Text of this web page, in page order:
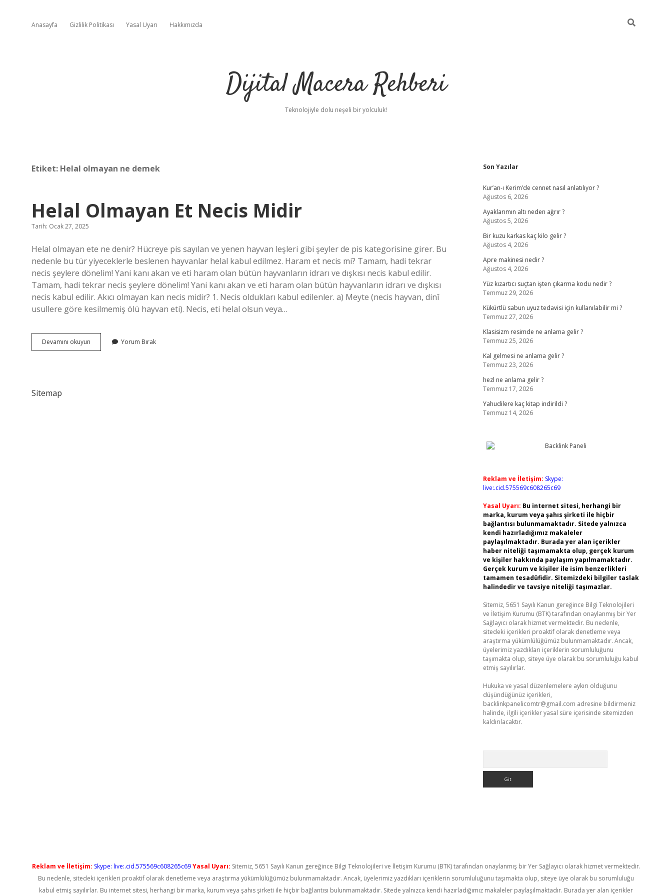
Anasayfa Gizlilik Politikası Yasal Uyarı Hakkımızda
Dijital Macera Rehberi
Teknolojiyle dolu neşeli bir yolculuk!
Etiket: Helal olmayan ne demek
Helal Olmayan Et Necis Midir
Tarih: Ocak 27, 2025
Helal olmayan ete ne denir? Hücreye pis sayılan ve yenen hayvan leşleri gibi şeyler de pis kategorisine girer. Bu
nedenle bu tür yiyeceklerle beslenen hayvanlar helal kabul edilmez. Haram et necis mi? Tamam, hadi tekrar
necis şeylere dönelim! Yani kanı akan ve eti haram olan bütün hayvanların idrarı ve dışkısı necis kabul edilir.
Tamam, hadi tekrar necis şeylere dönelim! Yani kanı akan ve eti haram olan bütün hayvanların idrarı ve dışkısı
necis kabul edilir. Akıcı olmayan kan necis midir? 1. Necis oldukları kabul edilenler. a) Meyte (necis hayvan, dinî
usullere göre kesilmemiş ölü hayvan eti). Necis, eti helal olsun veya…
Devamını okuyun
Olmayan
Yorum Bırak
Sitemap
Sidebar
Son Yazılar
Kur’an-ı Kerim’de cennet nasıl anlatılıyor ?
Ağustos 6, 2026
Ayaklarımın altı neden ağrır ?
Ağustos 5, 2026
Bir kuzu karkas kaç kilo gelir ?
Ağustos 4, 2026
Apre makinesi nedir ?
Ağustos 4, 2026
Yüz kızartıcı suçtan işten çıkarma kodu nedir ?
Temmuz 29, 2026
Kükürtlü sabun uyuz tedavisi için kullanılabilir mi ?
Temmuz 27, 2026
Klasisizm resimde ne anlama gelir ?
Temmuz 25, 2026
Kal gelmesi ne anlama gelir ?
Temmuz 23, 2026
hezl ne anlama gelir ?
Temmuz 17, 2026
Yahudilere kaç kitap indirildi ?
Temmuz 14, 2026
Reklam ve İletişim: Skype:
live:.cid.575569c608265c69
Yasal Uyarı: Bu internet sitesi, herhangi bir
marka, kurum veya şahıs şirketi ile hiçbir
bağlantısı bulunmamaktadır. Sitede yalnızca
kendi hazırladığımız makaleler
paylaşılmaktadır. Burada yer alan içerikler
haber niteliği taşımamakta olup, gerçek kurum
ve kişiler hakkında paylaşım yapılmamaktadır.
Gerçek kurum ve kişiler ile isim benzerlikleri
tamamen tesadüfidir. Sitemizdeki bilgiler taslak
halindedir ve tavsiye niteliği taşımazlar.
Sitemiz, 5651 Sayılı Kanun gereğince Bilgi Teknolojileri
ve İletişim Kurumu (BTK) tarafından onaylanmış bir Yer
Sağlayıcı olarak hizmet vermektedir. Bu nedenle,
sitedeki içerikleri proaktif olarak denetleme veya
araştırma yükümlülüğümüz bulunmamaktadır. Ancak,
üyelerimiz yazdıkları içeriklerin sorumluluğunu
taşımakta olup, siteye üye olarak bu sorumluluğu kabul
etmiş sayılırlar.
Hukuka ve yasal düzenlemelere aykırı olduğunu
düşündüğünüz içerikleri,
backlinkpanelicomtr@gmail.com adresine bildirmeniz
halinde, ilgili içerikler yasal süre içerisinde sitemizden
kaldırılacaktır.
Reklam ve İletişim: Skype: live:.cid.575569c608265c69 Yasal Uyarı: Sitemiz, 5651 Sayılı Kanun gereğince Bilgi Teknolojileri ve İletişim Kurumu (BTK) tarafından onaylanmış bir Yer Sağlayıcı olarak hizmet vermektedir.
Bu nedenle, sitedeki içerikleri proaktif olarak denetleme veya araştırma yükümlülüğümüz bulunmamaktadır. Ancak, üyelerimiz yazdıkları içeriklerin sorumluluğunu taşımakta olup, siteye üye olarak bu sorumluluğu
kabul etmiş sayılırlar. Bu internet sitesi, herhangi bir marka, kurum veya şahıs şirketi ile hiçbir bağlantısı bulunmamaktadır. Sitede yalnızca kendi hazırladığımız makaleler paylaşılmaktadır. Burada yer alan içerikler